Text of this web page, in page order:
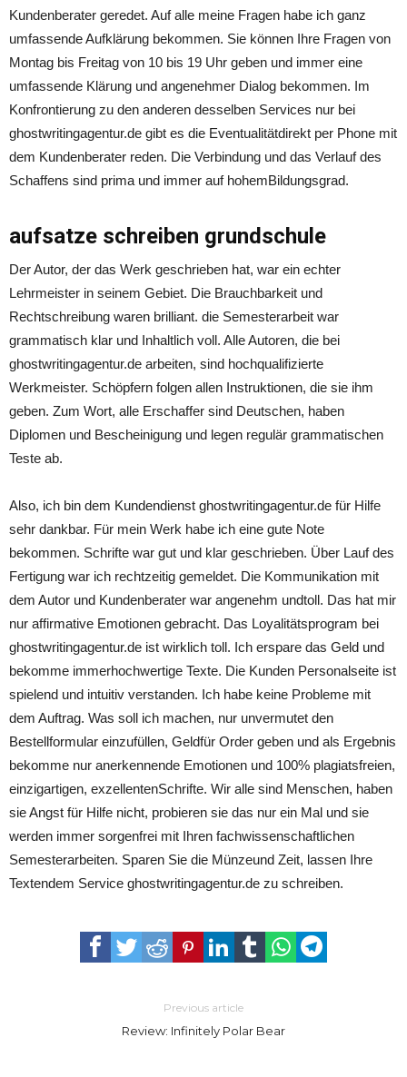
Kundenberater geredet. Auf alle meine Fragen habe ich ganz
umfassende Aufklärung bekommen. Sie können Ihre Fragen von
Montag bis Freitag von 10 bis 19 Uhr geben und immer eine
umfassende Klärung und angenehmer Dialog bekommen. Im
Konfrontierung zu den anderen desselben Services nur bei
ghostwritingagentur.de gibt es die Eventualitätdirekt per Phone mit
dem Kundenberater reden. Die Verbindung und das Verlauf des
Schaffens sind prima und immer auf hohemBildungsgrad.
aufsatze schreiben grundschule
Der Autor, der das Werk geschrieben hat, war ein echter
Lehrmeister in seinem Gebiet. Die Brauchbarkeit und
Rechtschreibung waren brilliant. die Semesterarbeit war
grammatisch klar und Inhaltlich voll. Alle Autoren, die bei
ghostwritingagentur.de arbeiten, sind hochqualifizierte
Werkmeister. Schöpfern folgen allen Instruktionen, die sie ihm
geben. Zum Wort, alle Erschaffer sind Deutschen, haben
Diplomen und Bescheinigung und legen regulär grammatischen
Teste ab.
Also, ich bin dem Kundendienst ghostwritingagentur.de für Hilfe
sehr dankbar. Für mein Werk habe ich eine gute Note
bekommen. Schrifte war gut und klar geschrieben. Über Lauf des
Fertigung war ich rechtzeitig gemeldet. Die Kommunikation mit
dem Autor und Kundenberater war angenehm undtoll. Das hat mir
nur affirmative Emotionen gebracht. Das Loyalitätsprogram bei
ghostwritingagentur.de ist wirklich toll. Ich erspare das Geld und
bekomme immerhochwertige Texte. Die Kunden Personalseite ist
spielend und intuitiv verstanden. Ich habe keine Probleme mit
dem Auftrag. Was soll ich machen, nur unvermutet den
Bestellformular einzufüllen, Geldfür Order geben und als Ergebnis
bekomme nur anerkennende Emotionen und 100% plagiatsfreien,
einzigartigen, exzellentenSchrifte. Wir alle sind Menschen, haben
sie Angst für Hilfe nicht, probieren sie das nur ein Mal und sie
werden immer sorgenfrei mit Ihren fachwissenschaftlichen
Semesterarbeiten. Sparen Sie die Münzeund Zeit, lassen Ihre
Textendem Service ghostwritingagentur.de zu schreiben.
Previous article
Review: Infinitely Polar Bear